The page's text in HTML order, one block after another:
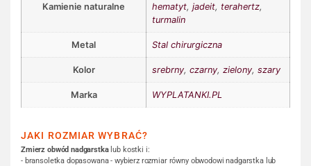
Kamienie naturalne hematyt, jadeit, terahertz,
turmalin
Metal Stal chirurgiczna
Kolor srebrny, czarny, zielony, szary
Marka WYPLATANKI.PL
JAKI ROZMIAR WYBRAĆ?
Zmierz obwód nadgarstkalub kostki i:
- bransoletka dopasowana - wybierz rozmiar równy obwodowi nadgarstka lub